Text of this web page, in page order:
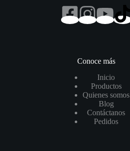
Conoce más
Inicio
Productos
Quienes somos
Blog
Contáctanos
Pedidos